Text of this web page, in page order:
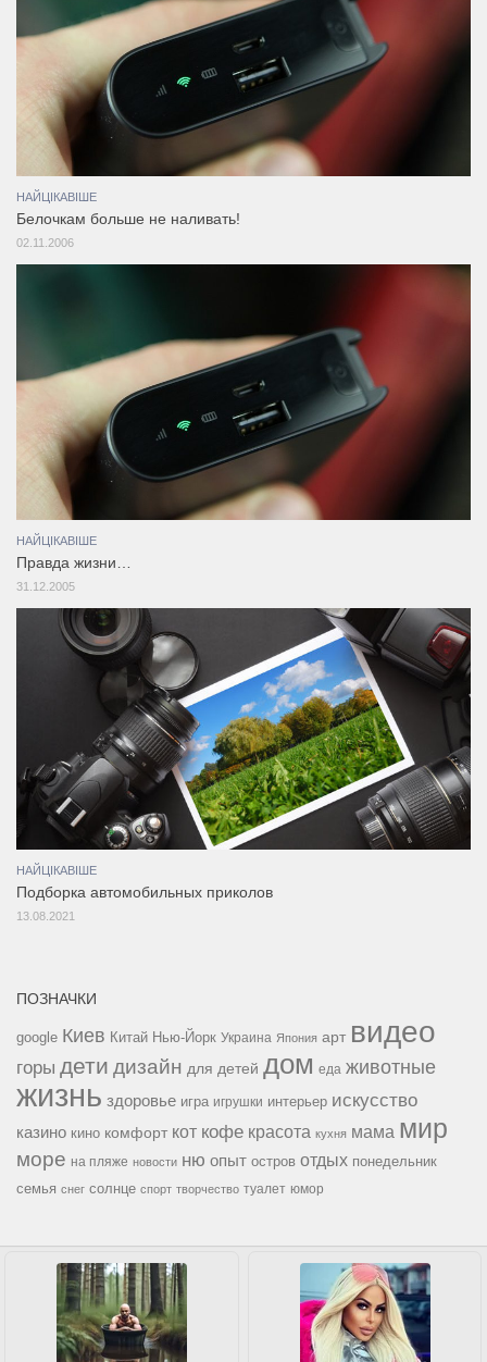
НАЙЦІКАВІШЕ
Белочкам больше не наливать!
02.11.2006
НАЙЦІКАВІШЕ
Правда жизни…
31.12.2005
НАЙЦІКАВІШЕ
Подборка автомобильных приколов
13.08.2021
ПОЗНАЧКИ
google Киев Китай Нью-Йорк Украина Япония арт видео
горы дети дизайн для детей дом еда животные
жизнь здоровье игра игрушки интерьер искусство
казино кино комфорт кот кофе красота кухня мама мир
море на пляже новости ню опыт остров отдых понедельник
семья снег солнце спорт творчество туалет юмор